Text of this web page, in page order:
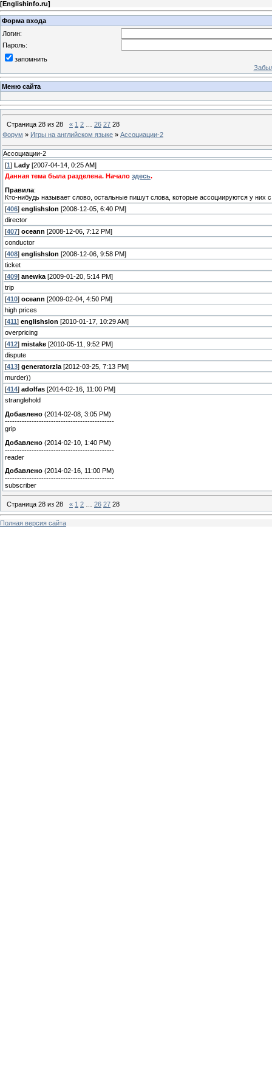
[Englishinfo.ru]
Форма входа
Логин:
Пароль:
запомнить
Меню сайта
Страница 28 из 28 « 1 2 26 27 28
Форум » Игры на английском языке » Ассоциации-2
Ассоциации-2
[1 ] Lady [2007-04-14, 0:25 AM]
Данная тема была разделена. Начало здесь.
Правила:
Кто-нибудь называет слово, остальные пишут слова, которые ассоциируются у них
[406] englishslon [2008-12-05, 6:40 PM]
director
[407] oceann [2008-12-06, 7:12 PM]
conductor
[408] englishslon [2008-12-06, 9:58 PM]
ticket
[409] anewka [2009-01-20, 5:14 PM]
trip
[410] oceann [2009-02-04, 4:50 PM]
high prices
[411 ] englishslon [2010-01-17, 10:29 AM]
overpricing
[412] mistake [2010-05-11, 9:52 PM]
dispute
[413] generatorzla [2012-03-25, 7:13 PM]
murder))
[414] adolfas [2014-02-16, 11:00 PM]
stranglehold
Добавлено (2014-02-08, 3:05 PM)
---------------------------------------------
grip
Добавлено (2014-02-10, 1:40 PM)
---------------------------------------------
reader
Добавлено (2014-02-16, 11:00 PM)
---------------------------------------------
subscriber
Страница 28 из 28 « 1 2 26 27 28
Полная версия сайта